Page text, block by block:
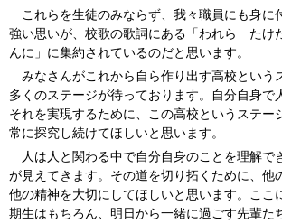
これらを生徒のみならず、我々職員にも身に
強い思いが、校歌の歌詞にある「われら た
んに」に集約されているのだと思います。
みなさんがこれから自ら作り出す高校という
多くのステージが待っております。自分自身で
それを実現するために、この高校というステー
常に探究し続けてほしいと思います。
人は人と関わる中で自分自身のことを理解で
が見えてきます。その道を切り拓くために、他
他の精神を大切にしてほしいと思います。ここ
期生はもちろん、明日から一緒に過ごす先輩た